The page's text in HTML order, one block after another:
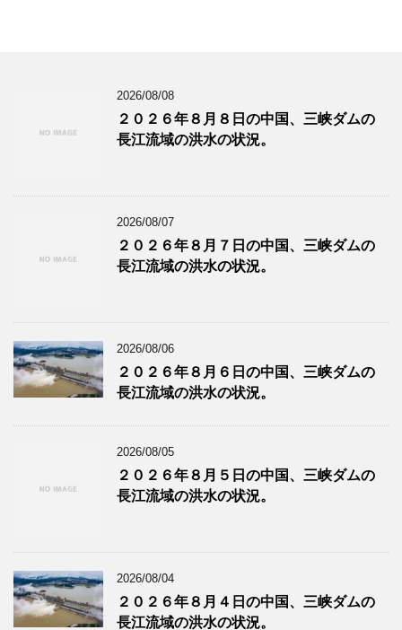
2026/08/08
２０２６年８月８日の中国、三峡ダムの
長江流域の洪水の状況。
2026/08/07
２０２６年８月７日の中国、三峡ダムの
長江流域の洪水の状況。
2026/08/06
２０２６年８月６日の中国、三峡ダムの
長江流域の洪水の状況。
2026/08/05
２０２６年８月５日の中国、三峡ダムの
長江流域の洪水の状況。
2026/08/04
２０２６年８月４日の中国、三峡ダムの
長江流域の洪水の状況。